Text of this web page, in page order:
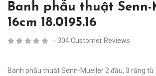
Banh phẫu thuật
16cm 18.0195.16
- 304 Customer Reviews
Banh phẫu thuật Senn-Mueller 2 đầu, 3 răng